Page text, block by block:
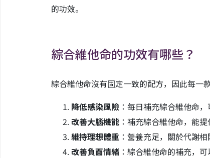
的功效。
綜合維他命的功效有哪些？
綜合維他命沒有固定一致的配方，因此每一
降低感染風險 ：每日補充綜合維他命
改善大腦機能 ：補充綜合維他命，能
維持理想體重 ：營養充足，關於代謝
改善負面情緒 ：綜合維他命的補充，